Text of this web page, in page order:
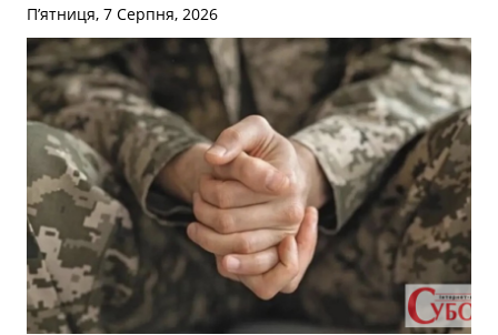
П’ятниця, 7 Серпня, 2026